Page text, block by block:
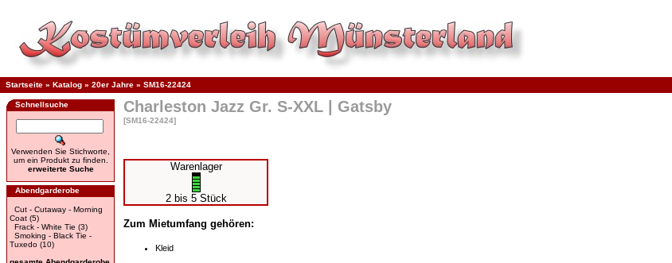
Startseite » Katalog » 20er Jahre » SM16-22424
Schnellsuche
Verwenden Sie Stichworte,
um ein Produkt zu finden.
erweiterte Suche
Abendgarderobe
Cut - Cutaway - Morning
Coat (5)
Frack - White Tie (3)
Smoking - Black Tie -
Tuxedo (10)
Charleston Jazz Gr. S-XXL | Gatsby
[SM16-22424]
Warenlager
2 bis 5 Stück
Zum Mietumfang gehören:
Kleid